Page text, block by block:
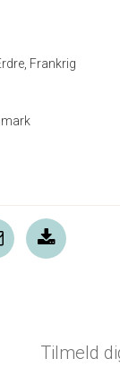
Frankrig
Tilmeld